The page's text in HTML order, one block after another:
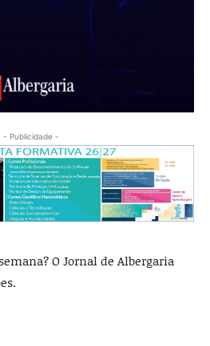
- Publicidade -
O Jornal de Albergaria